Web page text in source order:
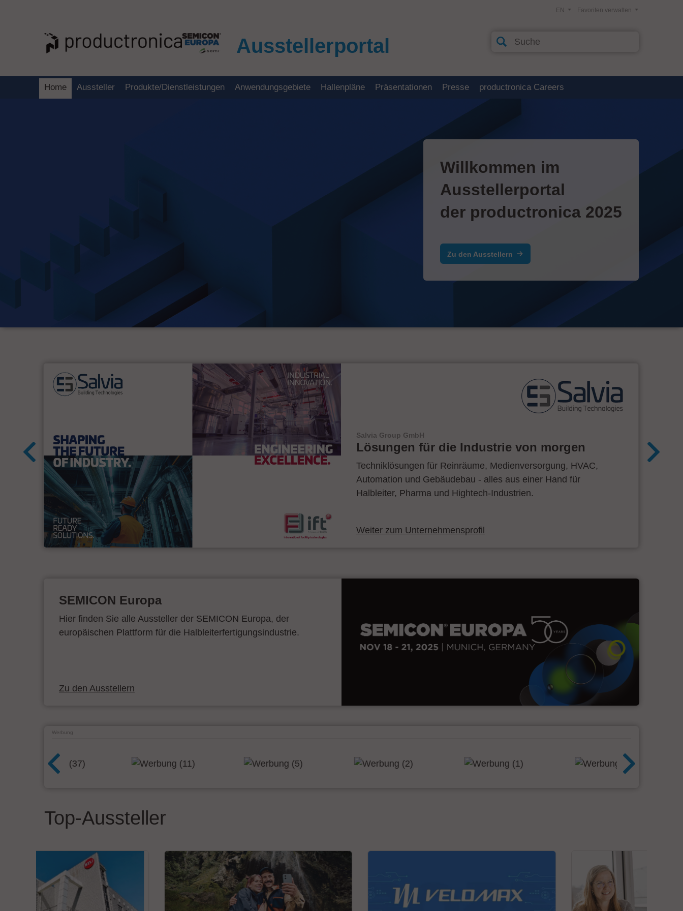
Ausstellerportal
Favoriten verwalten
EN
Home Aussteller Produkte/Dienstleistungen Anwendungsgebiete Hallenpläne Präsentationen Presse productronica Careers
Willkommen im
Ausstellerportal
der productronica 2025
Zu den Ausstellern
Salvia Group GmbH
Lösungen für die Industrie von morgen
Techniklösungen für Reinräume, Medienversorgung, HVAC,
Automation und Gebäudebau - alles aus einer Hand für
Halbleiter, Pharma und Hightech-Industrien.
Weiter zum Unternehmensprofil
SEMICON Europa
Hier finden Sie alle Aussteller der SEMICON Europa, der
europäischen Plattform für die Halbleiterfertigungsindustrie.
Zu den Ausstellern
Werbung
Top-Aussteller